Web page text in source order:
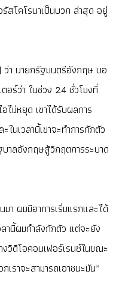
สโคโรนาเป็นบวก ล่าสุด อยู่
า นายกรัฐมนตรีอังกฤษ บอ
อร์ว่า ในช่วง 24 ชั่วโมงที่
ไม่หยุด เขาได้รับผลการ
นเวลานี้เขาจะทำการกักตัว
าลอังกฤษสู้วิกฤตการระบาด
า ผมมีอาการเริ่มแรกและได้
านี้ผมกำลังกักตัว แต่จะยัง
วิดีโอคอนเฟอร์เรนซ์ในขณะ
ราจะสามารถเอาชนะมัน”